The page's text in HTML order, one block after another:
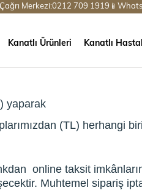
Merkezi:0212 709
Kanatlı Ürünleri Kanatlı
yaparak
(TL) herhangi
online taksit
Muhtemel sipariş